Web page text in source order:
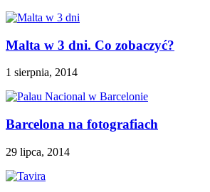
Malta w 3 dni. Co zobaczyć?
1 sierpnia, 2014
Barcelona na fotografiach
29 lipca, 2014